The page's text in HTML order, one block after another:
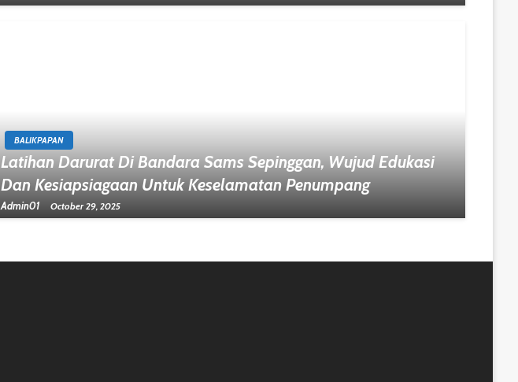
BALIKPAPAN
Latihan Darurat Di Bandara Sams Sepinggan, Wujud Edukasi
Dan Kesiapsiagaan Untuk Keselamatan Penumpang
Admin01 October 29, 2025